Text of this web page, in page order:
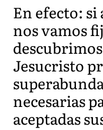
En efecto: si
nos vamos
Jesucristo
necesarias
aceptadas